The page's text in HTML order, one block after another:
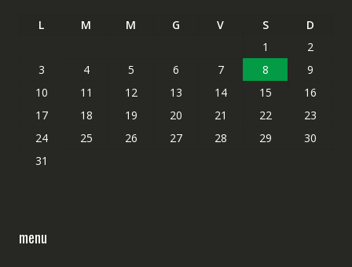
L M M G V S
D
1
2
3
4 5 6 7 8
9
10
11 12 13 14 15
16
17
18 19 20 21 22
23
24
25 26 27 28 29
30
31
menu